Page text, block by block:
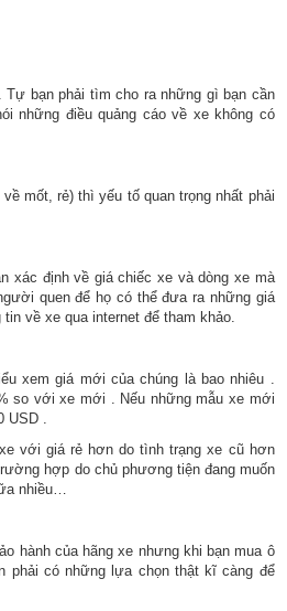
bạn phải tìm cho ra những gì bạn cần
những điều quảng cáo về xe không có
mốt, rẻ) thì yếu tố quan trọng nhất phải
xác định về giá chiếc xe và dòng xe mà
quen để họ có thể đưa ra những giá
về xe qua internet để tham khảo.
xem giá mới của chúng là bao nhiêu .
so với xe mới . Nếu những mẫu xe mới
.
với giá rẻ hơn do tình trạng xe cũ hơn
hợp do chủ phương tiện đang muốn
nhiều…
hành của hãng xe nhưng khi bạn mua ô
phải có những lựa chọn thật kĩ càng để